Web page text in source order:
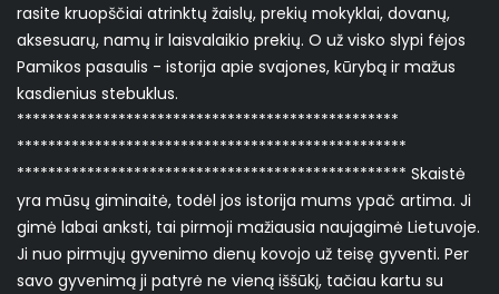
rasite kruopščiai atrinktų žaislų, prekių mokyklai, dovanų,
aksesuarų, namų ir laisvalaikio prekių. O už visko slypi fėjos
Pamikos pasaulis - istorija apie svajones, kūrybą ir mažus
kasdienius stebuklus.
*************************************************
**************************************************
************************************************** Skaistė
yra mūsų giminaitė, todėl jos istorija mums ypač artima. Ji
gimė labai anksti, tai pirmoji mažiausia naujagimė Lietuvoje.
Ji nuo pirmųjų gyvenimo dienų kovojo už teisę gyventi. Per
savo gyvenimą ji patyrė ne vieną iššūkį, tačiau kartu su